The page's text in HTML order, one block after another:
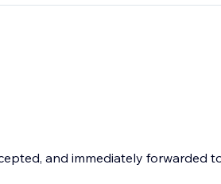
and immediately